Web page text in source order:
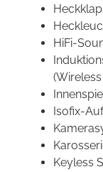
HiFi-
Isofix-
Keyless